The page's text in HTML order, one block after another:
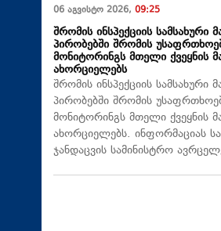
06 აგვისტო 2026, 09:25
შრომის ინსპექციის სამსახური
პირობებში შრომის
მონიტორინგს მთელი ქვეყნის
ახორციელებს
შრომის ინსპექციის სამსახური
პირობებში შრომის
მონიტორინგს მთელი ქვეყნის
ახორციელებს. ინფორმაციას
ჯანდაცვის სამინისტრო